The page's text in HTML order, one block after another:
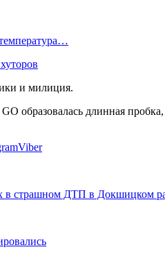
и милиция.
образовалась длинная
Viber
в страшном ДТП в Докшицком